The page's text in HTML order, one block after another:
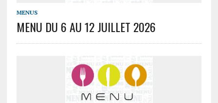
MENUS
MENU DU 6 AU 12 JUILLET 2026